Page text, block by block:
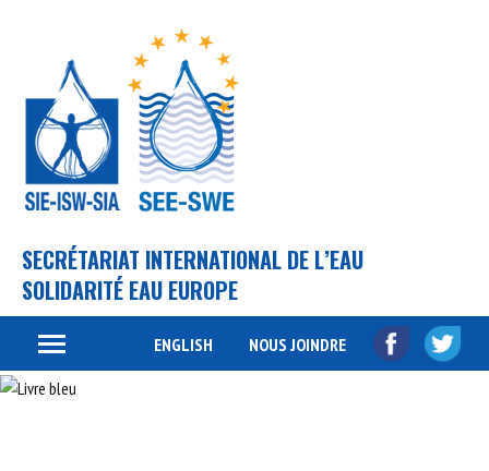
SECRÉTARIAT INTERNATIONAL DE L’EAU
SOLIDARITÉ EAU EUROPE
ENGLISH NOUS JOINDRE